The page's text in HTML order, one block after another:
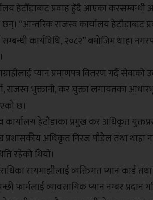
हेटौंडाबाट प्रवाह हुँदै आएका
“आन्तरिक राजस्व कार्यालय हेटौंडाबाट
कार्यविधि, २०८२” बमोजिम थाहा
प्यान प्रमाणपत्र वितरण गर्दै सेवाको
राजस्व भुक्तानी, कर चुक्ता लगायतका
छ।
कार्यालय हेटौंडाका प्रमुख कर अधिकृत
प्रशासकीय अधिकृत निरज पौडेल तथा थाहा
रहेको थियो।
रायमाझीलाई व्यक्तिगत प्यान कार्ड
फार्मलाई व्यावसायिक प्यान नम्बर प्रदान